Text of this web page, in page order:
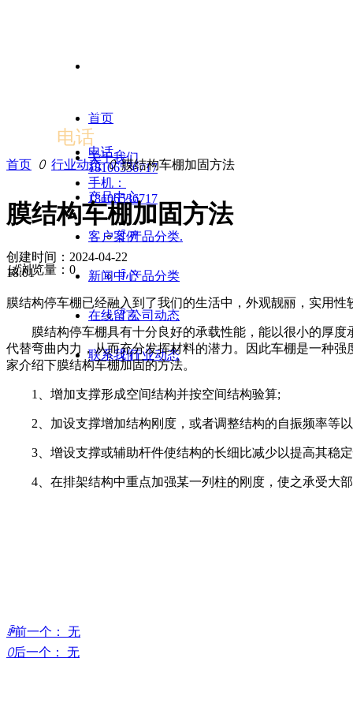
首页
关于我们
产品中心
ꄷ 产品分类.
ꄷ 产品分类
客户案例
新闻中心
ꄷ 公司动态
ꄷ 行业动态
在线留言
联系我们
公司产品：充电桩棚、停车棚膜结构、景观膜结构，价格实
电话
电话：
18106536717
手机：
18106536717
首页 ꄲ 行业动态 ꄲ 膜结构车棚加固方法
膜结构车棚加固方法
创建时间： 2024-04-22
18:01
넶浏览量： 0
膜结构停车棚已经融入到了我们的生活中，外观靓丽，实用
膜结构停车棚具有十分良好的承载性能，能以很小的厚度
代替弯曲内力，从而充分发挥材料的潜力。因此车棚是一种
家介绍下膜结构车棚加固的方法。
1、增加支撑形成空间结构并按空间结构验算;
2、加设支撑增加结构刚度，或者调整结构的自振频率等
3、增设支撑或辅助杆件使结构的长细比减少以提高其稳
4、在排架结构中重点加强某一列柱的刚度，使之承受大部
ꄴ前一个：
无
ꄲ后一个： 无